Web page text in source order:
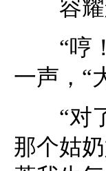
容耀
“哼！
一声，“
“对了
那个姑